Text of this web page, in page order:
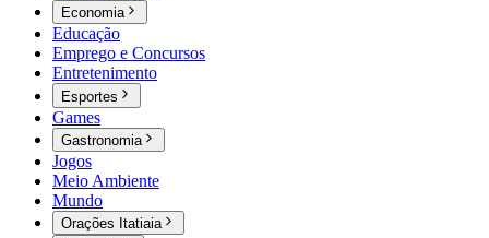
Economia
Educação
Emprego e Concursos
Entretenimento
Esportes
Games
Gastronomia
Jogos
Meio Ambiente
Mundo
Orações Itatiaia